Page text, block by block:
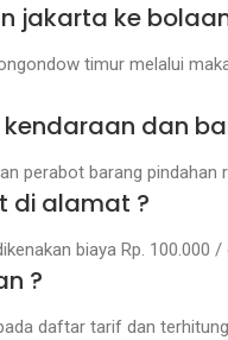
jakarta ke
timur melalui
dan
perabot barang pindahan
di alamat ?
biaya Rp. 100.000 /
?
daftar tarif dan